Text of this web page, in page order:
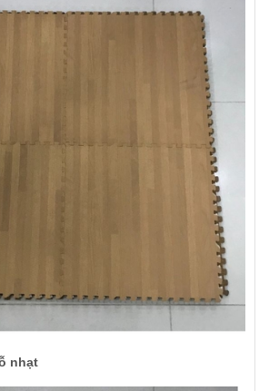
nhạt